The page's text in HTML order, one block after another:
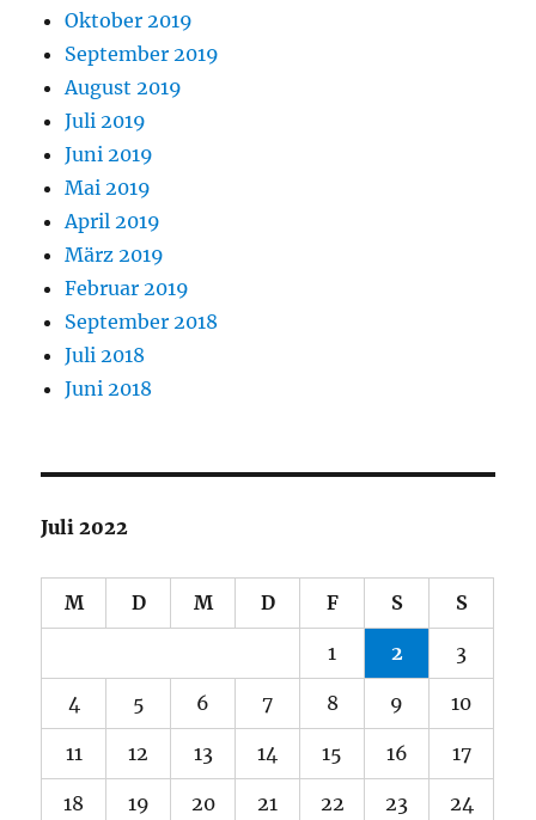
Oktober 2019
September 2019
August 2019
Juli 2019
Juni 2019
Mai 2019
April 2019
März 2019
Februar 2019
September 2018
Juli 2018
Juni 2018
Juli 2022
M D M D F S S
1 2 3
4 5 6 7 8 9 10
11 12 13 14 15 16 17
18 19 20 21 22 23 24